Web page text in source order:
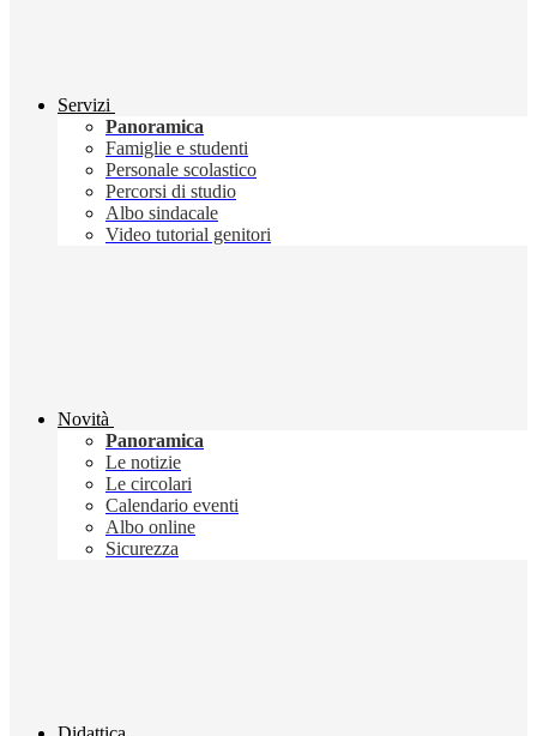
Servizi
Panoramica
Famiglie e studenti
Personale scolastico
Percorsi di studio
Albo sindacale
Video tutorial genitori
Novità
Panoramica
Le notizie
Le circolari
Calendario eventi
Albo online
Sicurezza